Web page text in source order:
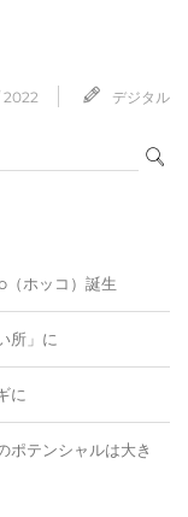
2022 デジタル
（ホッコ）誕生
所」に
に
ポテンシャルは大き